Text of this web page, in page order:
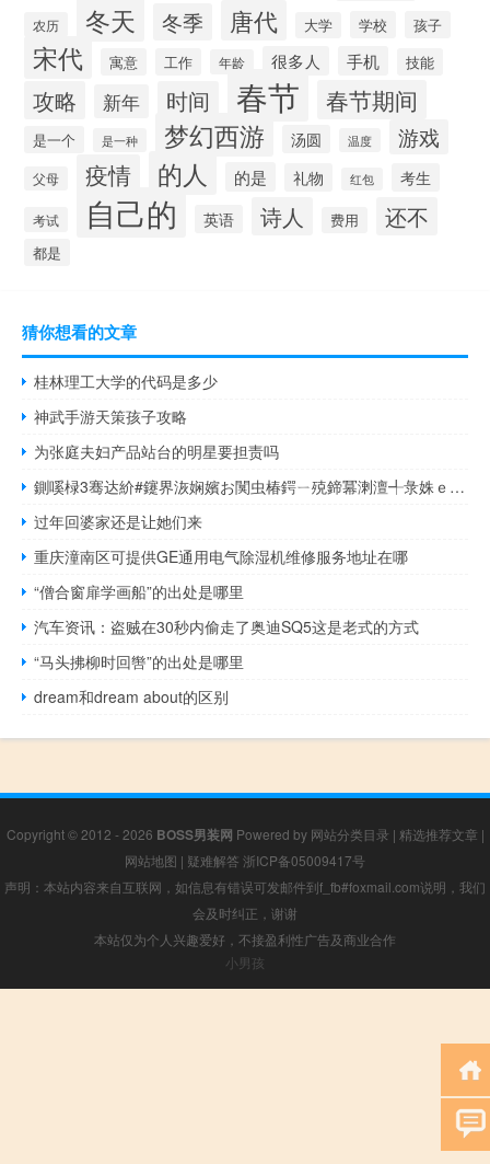
农历 冬天 冬季 唐代 大学 学校 孩子
宋代 寓意 工作 年龄 很多人 手机 技能
攻略 新年 时间 春节 春节期间
是一个 是一种 梦幻西游 汤圆 温度 游戏
父母 疫情 的人 的是 礼物 红包 考生
考试 自己的 英语 诗人 费用 还不
都是
猜你想看的文章
桂林理工大学的代码是多少
神武手游天策孩子攻略
为张庭夫妇产品站台的明星要担责吗
鍘嗘椂3骞达紒#鑳界洃娴嬪お闃虫椿鍔ㄧ殑鍗冪溂澶╃彔姝ｅ紡寤烘垚# 到底什么情况嘞
过年回婆家还是让她们来
重庆潼南区可提供GE通用电气除湿机维修服务地址在哪
“僧合窗扉学画船”的出处是哪里
汽车资讯：盗贼在30秒内偷走了奥迪SQ5这是老式的方式
“马头拂柳时回辔”的出处是哪里
dream和dream about的区别
Copyright © 2012 - 2026 BOSS男装网 Powered by 网站分类目录 | 精选推荐文章 |
网站地图 | 疑难解答 浙ICP备05009417号
声明：本站内容来自互联网，如信息有错误可发邮件到f_fb#foxmail.com说明，我们
会及时纠正，谢谢
本站仅为个人兴趣爱好，不接盈利性广告及商业合作
小男孩